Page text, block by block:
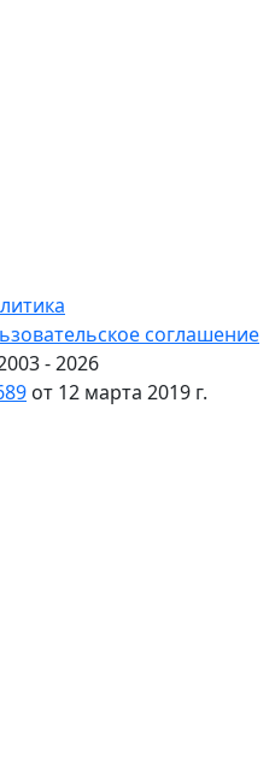
соглашение
- 2026
от 12 марта 2019 г.